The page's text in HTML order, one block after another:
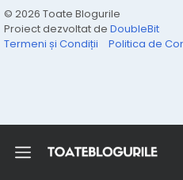
© 2026 Toate Blogurile
Proiect dezvoltat de DoubleBit
Termeni și Condiții
Politica de